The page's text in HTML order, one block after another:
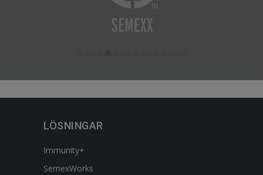
LÖSNINGAR
Immunity+
SemexWorks